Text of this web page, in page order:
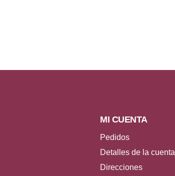
MI CUENTA
Pedidos
Detalles de la cuenta
Direcciones